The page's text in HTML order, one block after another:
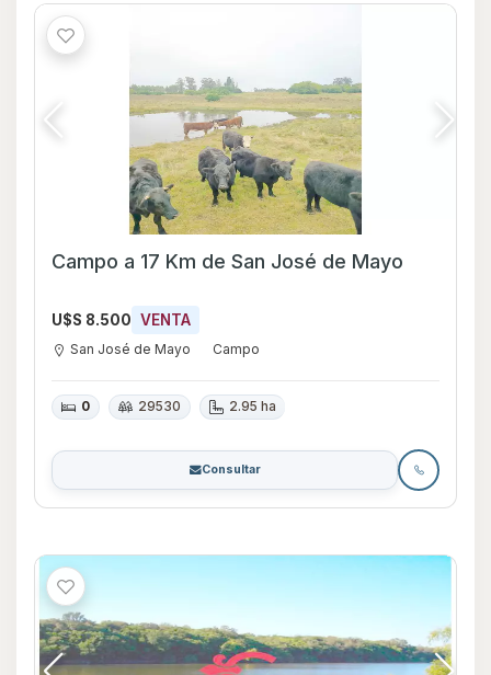
Campo a 17 Km de San José de Mayo
U$S 8.500 VENTA
San José de Mayo Campo
0 29530 2.95 ha
Consultar